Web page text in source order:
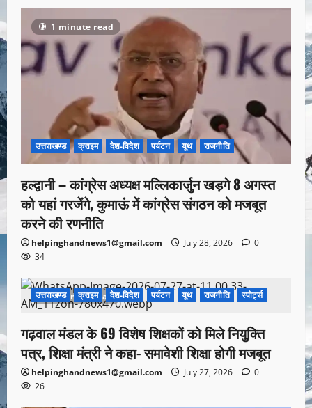
1 minute read
उत्तराखण्ड क्राइम देश-विदेश पर्यटन यूथ राजनीति
हल्द्वानी – कांग्रेस अध्यक्ष मल्लिकार्जुन खड़गे 8 अगस्त
को यहां गरजेंगे, कुमाऊं में कांग्रेस संगठन को मजबूत
करने की रणनीति
helpinghandnews1@gmail.com July 28, 2026
0
34
1 minute read
उत्तराखण्ड क्राइम देश-विदेश पर्यटन यूथ राजनीति स्पोर्ट्स
गढ़वाल मंडल के 69 विशेष शिक्षकों को मिले नियुक्ति
पत्र, शिक्षा मंत्री ने कहा- समावेशी शिक्षा होगी मजबूत
helpinghandnews1@gmail.com July 27, 2026
0
26